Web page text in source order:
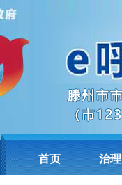
首页 治